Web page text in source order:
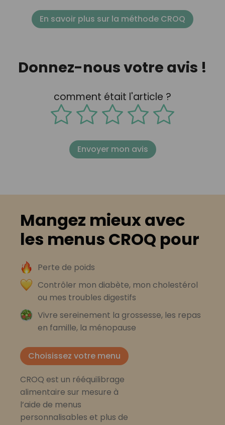
En savoir plus sur la méthode CROQ
Donnez-nous votre avis !
comment était l'article ?
Envoyer mon avis
Mangez mieux avec
les menus CROQ pour
Perte de poids
Contrôler mon diabète, mon cholestérol
ou mes troubles digestifs
Vivre sereinement la grossesse, les repas
en famille, la ménopause
Choisissez votre menu
CROQ est un rééquilibrage
alimentaire sur mesure à
l’aide de menus
personnalisables et plus de